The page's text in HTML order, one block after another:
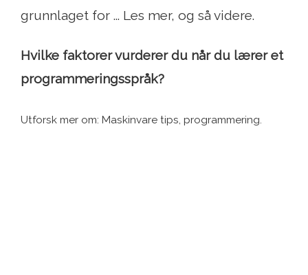
grunnlaget for ... Les mer, og så videre.
Hvilke faktorer vurderer du når du lærer et
programmeringsspråk?
Utforsk mer om: Maskinvare tips, programmering.